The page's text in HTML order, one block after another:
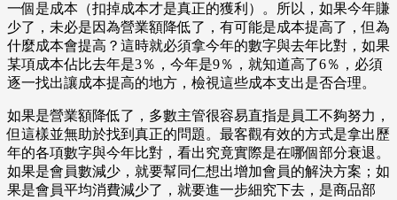
一個是成本（扣掉成本才是真正的獲利）。所以，如果今年賺
少了，未必是因為營業額降低了，有可能是成本提高了，但為
什麼成本會提高？這時就必須拿今年的數字與去年比對，如果
某項成本佔比去年是3％，今年是9％，就知道高了6％，必須
逐一找出讓成本提高的地方，檢視這些成本支出是否合理。
如果是營業額降低了，多數主管很容易直指是員工不夠努力，
但這樣並無助於找到真正的問題。最客觀有效的方式是拿出歷
年的各項數字與今年比對，看出究竟實際是在哪個部分衰退。
如果是會員數減少，就要幫同仁想出增加會員的解決方案；如
果是會員平均消費減少了，就要進一步細究下去，是商品部